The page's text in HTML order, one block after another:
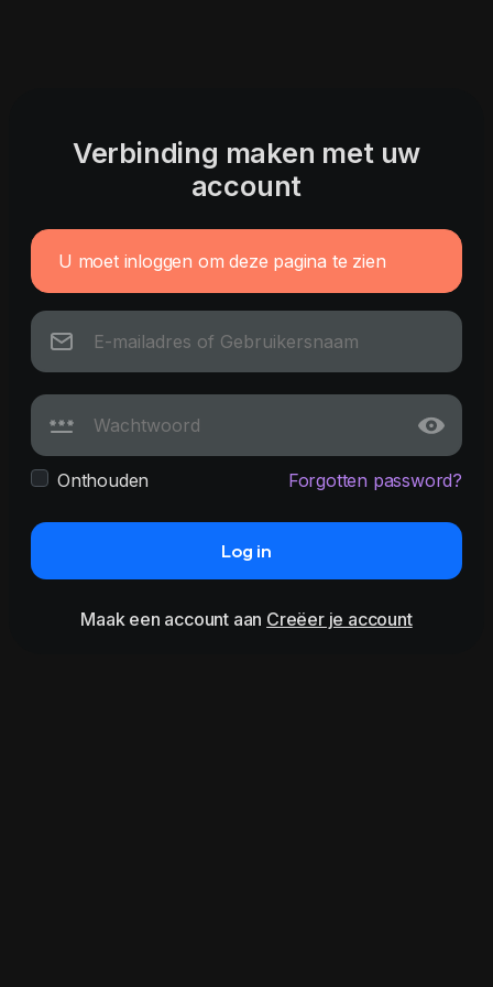
Verbinding maken met uw
account
U moet inloggen om deze pagina te zien
Onthouden Forgotten password?
Log in
Maak een account aan Creëer je account